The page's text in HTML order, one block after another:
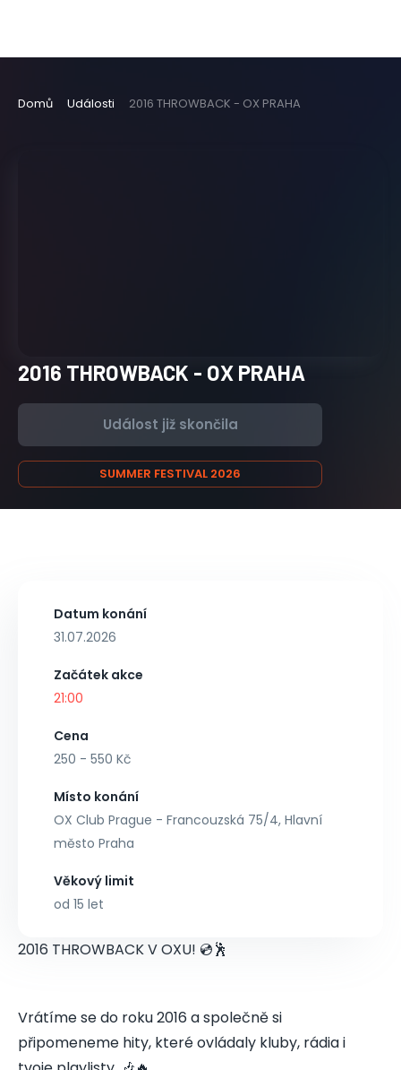
Domů Události 2016 THROWBACK - OX PRAHA
2016 THROWBACK - OX PRAHA
Událost již skončila
SUMMER FESTIVAL 2026
Datum konání
31.07.2026
Začátek akce
21:00
Cena
250 - 550 Kč
Místo konání
OX Club Prague - Francouzská 75/4, Hlavní
město Praha
Věkový limit
od 15 let
2016 THROWBACK V OXU! 💿🕺
Vrátíme se do roku 2016 a společně si
připomeneme hity, které ovládaly kluby, rádia i